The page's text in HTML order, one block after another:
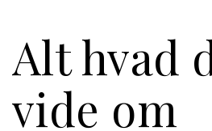
Alt hvad
vide om